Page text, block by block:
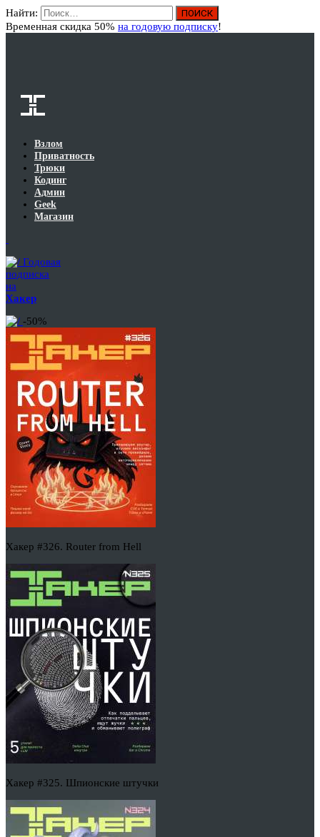
Найти:
Временная скидка 50% на годовую подписку!
Взлом
Приватность
Трюки
Кодинг
Админ
Geek
Магазин
Годовая
подписка
на
Хакер
-50%
Хакер #326. Router from Hell
Хакер #325. Шпионские штучки